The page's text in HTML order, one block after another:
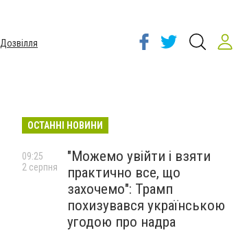
Дозвілля
ОСТАННІ НОВИНИ
"Можемо увійти і взяти
практично все, що
захочемо": Трамп
похизувався українською
угодою про надра
09:25
2 серпня